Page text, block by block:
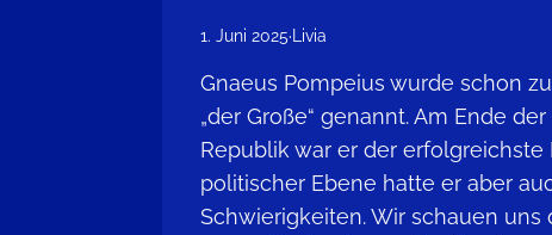
1. Juni 2025·Livia
Gnaeus Pompeius wurde schon
„der Große“ genannt. Am Ende
Republik war er der erfolgreichste
politischer Ebene hatte er aber
Schwierigkeiten. Wir schauen uns